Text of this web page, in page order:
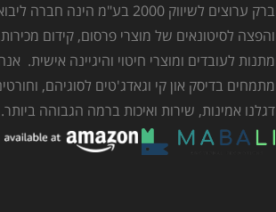
ברק ערוצים לשיווק 2000 בע"מ הינה חברה
והפצה לסיטונאים של מוצרי פרסום, קידום
מתנות לעובדים ומוצרי חיטוי והיגיינה אישית.
מתמחים בדיסק און קי וגאדג'טים לסוגיהם,
דגלנו אמינות, שירות ואיכות ברמה הגבוהה ביותר.